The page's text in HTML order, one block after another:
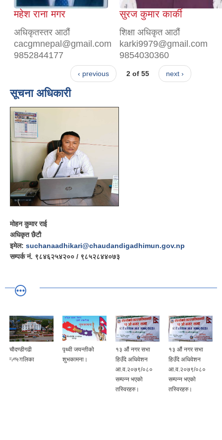
महेश राना मगर
अधिकृतस्तर आठौं
cacgmnepal@gmail.com
9852844177
सुरज कुमार कार्की
शिक्षा अधिकृत आठौं
karki9979@gmail.com
9854030360
‹ previous 2 of 55 next ›
सूचना अधिकारी
मोहन कुमार राई
अधिकृत छैटौ
इमेल: suchanaadhikari@chaudandigadhimun.gov.np
सम्पर्क नं. ९८४६२५४२०० / ९८५२८४४०७३
चौदण्डीगढी
नगरपालिका
पृथ्वी जयन्तीको
शुभकामना।
१३ औं नगर सभा
हिउँदे अधिवेशन
आ.व.२०७९/०८०
सम्पन्न भएको
तस्विरहरु।
१३ औं नगर सभा
हिउँदे अधिवेशन
आ.व.२०७९/०८०
सम्पन्न भएको
तस्विरहरु।